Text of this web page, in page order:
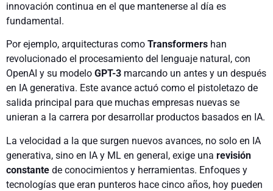
innovación continua en el que mantenerse al día es
fundamental.
Por ejemplo, arquitecturas como Transformers han
revolucionado el procesamiento del lenguaje natural, con
OpenAI y su modelo GPT-3 marcando un antes y un después
en IA generativa. Este avance actuó como el pistoletazo de
salida principal para que muchas empresas nuevas se
unieran a la carrera por desarrollar productos basados en IA.
La velocidad a la que surgen nuevos avances, no solo en IA
generativa, sino en IA y ML en general, exige una revisión
constante de conocimientos y herramientas. Enfoques y
tecnologías que eran punteros hace cinco años, hoy pueden